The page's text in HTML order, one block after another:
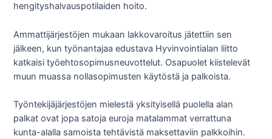
hengityshalvauspotilaiden hoito.
Ammattijärjestöjen mukaan lakkovaroitus jätettiin sen
jälkeen, kun työnantajaa edustava Hyvinvointialan liitto
katkaisi työehtosopimusneuvottelut. Osapuolet kiistelevät
muun muassa nollasopimusten käytöstä ja palkoista.
Työntekijäjärjestöjen mielestä yksityisellä puolella alan
palkat ovat jopa satoja euroja matalammat verrattuna
kunta-alalla samoista tehtävistä maksettaviin palkkoihin.